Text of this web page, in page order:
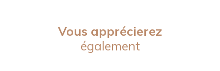
Vous apprécierez
également